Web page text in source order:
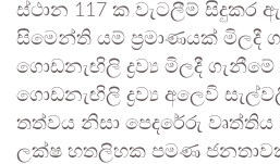
ස්ථාන 117 ක වැටලීම් සිදුකර
සිමෙන්ති යම් ප්‍රමාණයක් මිලදී
ගොඩනැඟිලි ද්‍රව්‍ය මිලදී
ගොඩනැඟිලි ද්‍රව්‍ය අලෙවි
තත්වය නිසා පෙදරේරු
ලක්ෂ හතලිහක පමණ